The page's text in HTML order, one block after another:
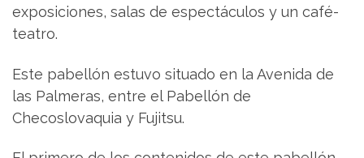
exposiciones, salas de espectáculos y un café-
teatro.
Este pabellón estuvo situado en la Avenida de
las Palmeras, entre el Pabellón de
Checoslovaquia y Fujitsu.